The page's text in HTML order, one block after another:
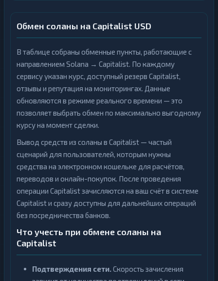
Обмен соланы на Capitalist USD
В таблице собраны обменные пункты, работающие с
направлением Solana → Capitalist. По каждому
сервису указан курс, доступный резерв Capitalist,
отзывы и репутация на мониторингах. Данные
обновляются в режиме реального времени — это
позволяет выбрать обмен по максимально выгодному
курсу на момент сделки.
Вывод средств из соланы в Capitalist — частый
сценарий для пользователей, которым нужны
средства на электронном кошельке для расчётов,
переводов и онлайн-покупок. После проведения
операции Capitalist зачисляются на ваш счёт в системе
Capitalist и сразу доступны для дальнейших операций
без посредничества банков.
Что учесть при обмене соланы на
Capitalist
Подтверждения сети.Скорость зачисления